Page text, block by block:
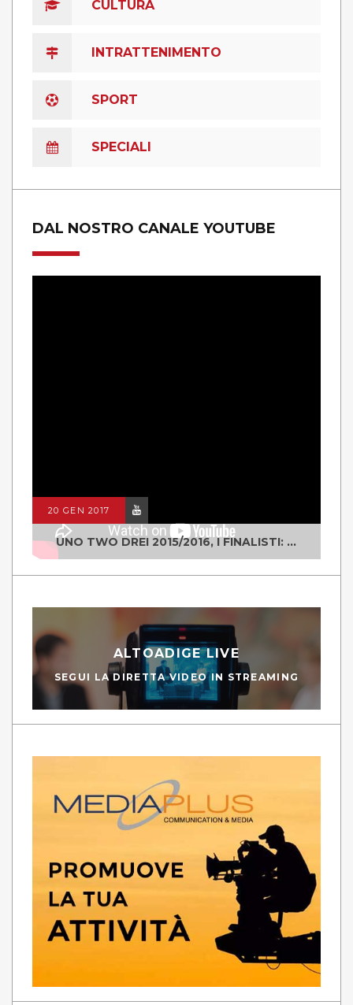
CULTURA
INTRATTENIMENTO
SPORT
SPECIALI
DAL NOSTRO CANALE YOUTUBE
20 GEN 2017
UNO TWO DREI 2015/2016, I FINALISTI: CLASSE IV ALS ISTITUTO "DEGASPERI" BORGO VALSUGANA
ALTOADIGE LIVE
SEGUI LA DIRETTA VIDEO IN STREAMING